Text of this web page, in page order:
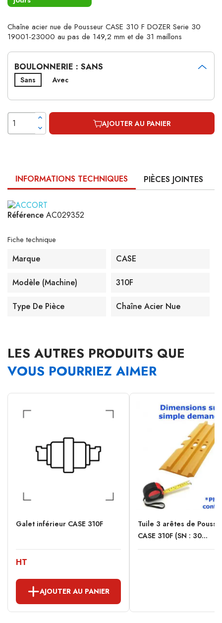
Chaîne acier nue de Pousseur CASE 310 F DOZER Serie 30
19001-23000 au pas de 149,2 mm et de 31 maillons
BOULONNERIE : SANS
Sans Avec
AJOUTER AU PANIER
INFORMATIONS TECHNIQUES PIÈCES JOINTES
Référence AC029352
Fiche technique
Marque CASE
Modèle (machine) 310F
Type De Pièce Chaîne Acier Nue
LES AUTRES PRODUITS QUE
VOUS POURRIEZ AIMER
Galet inférieur CASE 310F
HT
AJOUTER AU PANIER
Tuile 3 arêtes de
CASE 310F (SN : 30...